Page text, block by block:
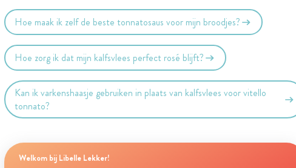
Hoe maak ik zelf de beste tonnatosaus voor mijn broodjes?
Hoe zorg ik dat mijn kalfsvlees perfect rosé blijft?
Kan ik varkenshaasje gebruiken in plaats van kalfsvlees voor vitello
tonnato?
Welkom bij Libelle Lekker!